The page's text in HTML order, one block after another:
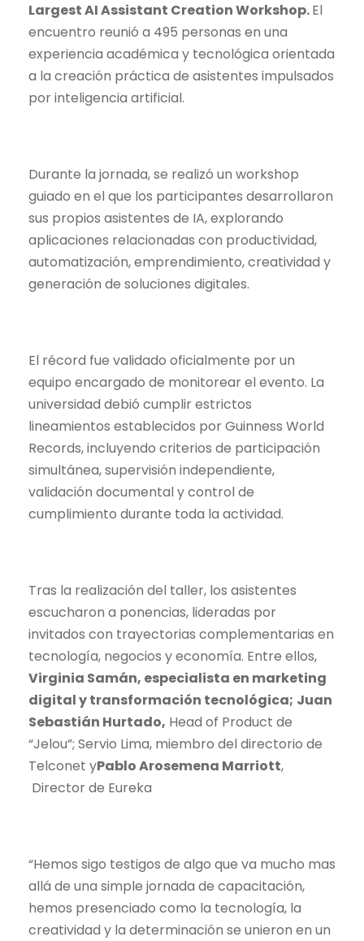
Largest AI Assistant Creation Workshop.El
encuentro reunió a 495 personas en una
experiencia académica y tecnológica orientada
a la creación práctica de asistentes impulsados
por inteligencia artificial.
Durante la jornada, se realizó un workshop
guiado en el que los participantes desarrollaron
sus propios asistentes de IA, explorando
aplicaciones relacionadas con productividad,
automatización, emprendimiento, creatividad y
generación de soluciones digitales.
El récord fue validado oficialmente por un
equipo encargado de monitorear el evento. La
universidad debió cumplir estrictos
lineamientos establecidos por Guinness World
Records, incluyendo criterios de participación
simultánea, supervisión independiente,
validación documental y control de
cumplimiento durante toda la actividad.
Tras la realización del taller, los asistentes
escucharon a ponencias, lideradas por
invitados con trayectorias complementarias en
tecnología, negocios y economía. Entre ellos,
Virginia Samán, especialista en marketing
digital y transformación tecnológica; Juan
Sebastián Hurtado, Head of Product de
“Jelou”; Servio Lima, miembro del directorio de
Telconet yPablo Arosemena Marriott,
Director de Eureka
“Hemos sigo testigos de algo que va mucho mas
allá de una simple jornada de capacitación,
hemos presenciado como la tecnología, la
creatividad y la determinación se unieron en un